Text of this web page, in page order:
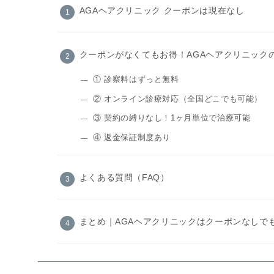
AGAヘアクリニック クーポンは現在なし
クーポンがなくてもお得！AGAヘアクリニック
① 診察料はずっと無料
② オンライン診療対応（全国どこでも可能）
③ 契約の縛りなし！1ヶ月単位で治療可能
④ 返金保証制度あり
よくある質問（FAQ）
まとめ｜AGAヘアクリニックはクーポンなしで